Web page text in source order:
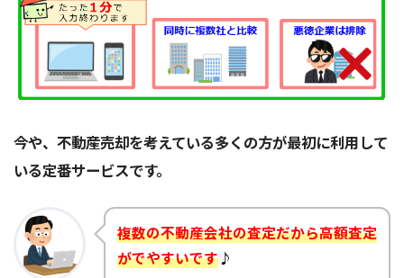
今や、不動産売却を考えている多くの方が最初に利用して
いる定番サービスです。
複数の不動産会社の査定だから高額査定
がでやすいです♪